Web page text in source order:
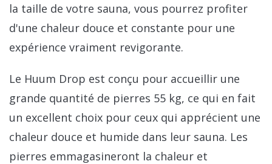
la taille de votre sauna, vous pourrez profiter
d'une chaleur douce et constante pour une
expérience vraiment revigorante.
Le Huum Drop est conçu pour accueillir une
grande quantité de pierres 55 kg, ce qui en fait
un excellent choix pour ceux qui apprécient une
chaleur douce et humide dans leur sauna. Les
pierres emmagasineront la chaleur et